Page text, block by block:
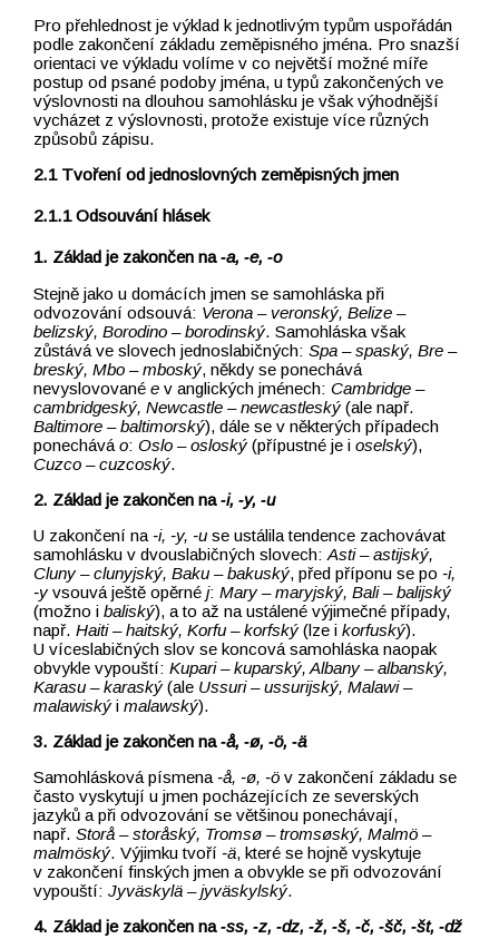
Pro přehlednost je výklad k jednotlivým typům uspořádán
podle zakončení základu zeměpisného jména. Pro snazší
orientaci ve výkladu volíme v co největší možné míře
postup od psané podoby jména, u typů zakončených ve
výslovnosti na dlouhou samohlásku je však výhodnější
vycházet z výslovnosti, protože existuje více různých
způsobů zápisu.
Tvoření od jednoslovných zeměpisných jmen
Odsouvání hlásek
1. Základ je zakončen na‑a, ‑e, ‑o
Stejně jako u domácích jmen se samohláska při
odvozování odsouvá: Verona –⁠⁠⁠⁠⁠⁠⁠⁠⁠⁠⁠⁠⁠⁠⁠⁠⁠⁠⁠⁠⁠⁠⁠⁠⁠⁠⁠⁠⁠⁠⁠⁠⁠⁠⁠⁠⁠⁠⁠⁠⁠⁠⁠⁠⁠⁠⁠⁠⁠⁠⁠⁠⁠⁠⁠⁠⁠⁠⁠⁠⁠⁠ veronský, Belize –⁠⁠⁠⁠⁠⁠⁠⁠⁠⁠⁠⁠⁠⁠⁠⁠⁠⁠⁠⁠⁠⁠⁠⁠⁠⁠⁠⁠⁠⁠⁠⁠⁠⁠⁠⁠⁠⁠⁠⁠⁠⁠⁠⁠⁠⁠⁠⁠⁠⁠⁠⁠⁠⁠⁠⁠⁠⁠⁠⁠⁠⁠
belizský, Borodino –⁠⁠⁠⁠⁠⁠⁠⁠⁠⁠⁠⁠⁠⁠⁠⁠⁠⁠⁠⁠⁠⁠⁠⁠⁠⁠⁠⁠⁠⁠⁠⁠⁠⁠⁠⁠⁠⁠⁠⁠⁠⁠⁠⁠⁠⁠⁠⁠⁠⁠⁠⁠⁠⁠⁠⁠⁠⁠⁠⁠⁠⁠ borodinský. Samohláska však
zůstává ve slovech jednoslabičných:Spa –⁠⁠⁠⁠⁠⁠⁠⁠⁠⁠⁠⁠⁠⁠⁠⁠⁠⁠⁠⁠⁠⁠⁠⁠⁠⁠⁠⁠⁠⁠⁠⁠⁠⁠⁠⁠⁠⁠⁠⁠⁠⁠⁠⁠⁠⁠⁠⁠⁠⁠⁠⁠⁠⁠⁠⁠⁠⁠⁠⁠⁠⁠ spaský, Bre –⁠⁠⁠⁠⁠⁠⁠⁠⁠⁠⁠⁠⁠⁠⁠⁠⁠⁠⁠⁠⁠⁠⁠⁠⁠⁠⁠⁠⁠⁠⁠⁠⁠⁠⁠⁠⁠⁠⁠⁠⁠⁠⁠⁠⁠⁠⁠⁠⁠⁠⁠⁠⁠⁠⁠⁠⁠⁠⁠⁠⁠⁠
breský, Mbo –⁠⁠⁠⁠⁠⁠⁠⁠⁠⁠⁠⁠⁠⁠⁠⁠⁠⁠⁠⁠⁠⁠⁠⁠⁠⁠⁠⁠⁠⁠⁠⁠⁠⁠⁠⁠⁠⁠⁠⁠⁠⁠⁠⁠⁠⁠⁠⁠⁠⁠⁠⁠⁠⁠⁠⁠⁠⁠⁠⁠⁠⁠ mboský, někdy se ponechává
nevyslovovanée v anglických jménech:Cambridge –⁠⁠⁠⁠⁠⁠⁠⁠⁠⁠⁠⁠⁠⁠⁠⁠⁠⁠⁠⁠⁠⁠⁠⁠⁠⁠⁠⁠⁠⁠⁠⁠⁠⁠⁠⁠⁠⁠⁠⁠⁠⁠⁠⁠⁠⁠⁠⁠⁠⁠⁠⁠⁠⁠⁠⁠⁠⁠⁠⁠⁠⁠
cambridgeský, Newcastle –⁠⁠⁠⁠⁠⁠⁠⁠⁠⁠⁠⁠⁠⁠⁠⁠⁠⁠⁠⁠⁠⁠⁠⁠⁠⁠⁠⁠⁠⁠⁠⁠⁠⁠⁠⁠⁠⁠⁠⁠⁠⁠⁠⁠⁠⁠⁠⁠⁠⁠⁠⁠⁠⁠⁠⁠⁠⁠⁠⁠⁠⁠ newcastleský(ale např.
Baltimore –⁠⁠⁠⁠⁠⁠⁠⁠⁠⁠⁠⁠⁠⁠⁠⁠⁠⁠⁠⁠⁠⁠⁠⁠⁠⁠⁠⁠⁠⁠⁠⁠⁠⁠⁠⁠⁠⁠⁠⁠⁠⁠⁠⁠⁠ baltimorský), dále se v některých případech
ponecháváo: Oslo –⁠⁠⁠⁠⁠⁠⁠⁠⁠⁠⁠⁠⁠⁠⁠⁠⁠⁠⁠⁠⁠⁠⁠⁠⁠⁠⁠⁠⁠⁠⁠⁠⁠⁠⁠⁠⁠⁠⁠⁠⁠⁠⁠⁠⁠⁠⁠⁠⁠⁠⁠⁠⁠⁠⁠⁠⁠⁠⁠⁠⁠⁠ osloský(přípustné je ioselský),
Cuzco –⁠⁠⁠⁠⁠⁠⁠⁠⁠⁠⁠⁠⁠⁠⁠⁠⁠⁠⁠⁠⁠⁠⁠⁠⁠⁠⁠⁠⁠⁠⁠⁠⁠⁠⁠⁠⁠⁠⁠⁠⁠⁠⁠⁠ cuzcoský.
2. Základ je zakončen na‑i, ‑y, ‑u
U zakončení na‑i, ‑y, ‑u se ustálila tendence zachovávat
samohlásku v dvouslabičných slovech:Asti –⁠⁠⁠⁠⁠⁠⁠⁠⁠⁠⁠⁠⁠⁠⁠⁠⁠⁠⁠⁠⁠⁠⁠⁠⁠⁠⁠⁠⁠⁠⁠⁠⁠⁠⁠⁠⁠⁠⁠⁠⁠⁠⁠⁠⁠⁠⁠⁠⁠⁠⁠⁠⁠⁠⁠⁠⁠⁠⁠⁠⁠⁠ astijský,
Cluny –⁠⁠⁠⁠⁠⁠⁠⁠⁠⁠⁠⁠⁠⁠⁠⁠⁠⁠⁠⁠⁠⁠⁠⁠⁠⁠⁠⁠⁠⁠⁠⁠⁠⁠⁠⁠⁠⁠⁠⁠⁠⁠⁠⁠⁠⁠⁠⁠⁠⁠⁠⁠⁠⁠⁠⁠⁠⁠⁠⁠⁠⁠ clunyjský, Baku –⁠⁠⁠⁠⁠⁠⁠⁠⁠⁠⁠⁠⁠⁠⁠⁠⁠⁠⁠⁠⁠⁠⁠⁠⁠⁠⁠⁠⁠⁠⁠⁠⁠⁠⁠⁠⁠⁠⁠⁠⁠⁠⁠⁠⁠⁠⁠⁠⁠⁠⁠⁠⁠⁠⁠⁠⁠⁠⁠⁠⁠⁠ bakuský, před příponu se po‑i,
‑yvsouvá ještě opěrnéj:Mary –⁠⁠⁠⁠⁠⁠⁠⁠⁠⁠⁠⁠⁠⁠⁠⁠⁠⁠⁠⁠⁠⁠⁠⁠⁠⁠⁠⁠⁠⁠⁠⁠⁠⁠⁠⁠⁠⁠⁠⁠⁠⁠⁠⁠⁠⁠⁠⁠⁠⁠⁠⁠⁠⁠⁠⁠⁠⁠⁠⁠⁠⁠ maryjský, Bali –⁠⁠⁠⁠⁠⁠⁠⁠⁠⁠⁠⁠⁠⁠⁠⁠⁠⁠⁠⁠⁠⁠⁠⁠⁠⁠⁠⁠⁠⁠⁠⁠⁠⁠⁠⁠⁠⁠⁠⁠⁠⁠⁠⁠⁠⁠⁠⁠⁠⁠⁠⁠⁠⁠⁠⁠⁠⁠⁠⁠⁠⁠ balijský
(možno ibaliský), a to až na ustálené výjimečné případy,
např.Haiti –⁠⁠⁠⁠⁠⁠⁠⁠⁠⁠⁠⁠⁠⁠⁠⁠⁠⁠⁠⁠⁠⁠⁠⁠⁠⁠⁠⁠⁠⁠⁠⁠⁠⁠⁠⁠⁠⁠⁠⁠⁠⁠⁠⁠⁠⁠⁠⁠⁠⁠⁠⁠⁠⁠⁠⁠⁠⁠⁠⁠⁠⁠ haitský, Korfu –⁠⁠⁠⁠⁠⁠⁠⁠⁠⁠⁠⁠⁠⁠⁠⁠⁠⁠⁠⁠⁠⁠⁠⁠⁠⁠⁠⁠⁠⁠⁠⁠⁠⁠⁠⁠⁠⁠⁠⁠⁠⁠⁠⁠ korfský(lze ikorfuský).
U víceslabičných slov se koncová samohláska naopak
obvykle vypouští:Kupari –⁠⁠⁠⁠⁠⁠⁠⁠⁠⁠⁠⁠⁠⁠⁠⁠⁠⁠⁠⁠⁠⁠⁠⁠⁠⁠⁠⁠⁠⁠⁠⁠⁠⁠⁠⁠⁠⁠⁠⁠⁠⁠⁠⁠⁠⁠⁠⁠⁠⁠⁠⁠⁠⁠⁠⁠⁠⁠⁠⁠⁠⁠ kuparský, Albany –⁠⁠⁠⁠⁠⁠⁠⁠⁠⁠⁠⁠⁠⁠⁠⁠⁠⁠⁠⁠⁠⁠⁠⁠⁠⁠⁠⁠⁠⁠⁠⁠⁠⁠⁠⁠⁠⁠⁠⁠⁠⁠⁠⁠⁠⁠⁠⁠⁠⁠⁠⁠⁠⁠⁠⁠⁠⁠⁠⁠⁠⁠ albanský,
Karasu –⁠⁠⁠⁠⁠⁠⁠⁠⁠⁠⁠⁠⁠⁠⁠⁠⁠⁠⁠⁠⁠⁠⁠⁠⁠⁠⁠⁠⁠⁠⁠⁠⁠⁠⁠⁠⁠⁠⁠⁠⁠⁠⁠⁠⁠⁠⁠⁠⁠⁠⁠⁠⁠⁠⁠⁠⁠⁠⁠⁠⁠⁠ karaský(ale Ussuri –⁠⁠⁠⁠⁠⁠⁠⁠⁠⁠⁠⁠⁠⁠⁠⁠⁠⁠⁠⁠⁠⁠⁠⁠⁠⁠⁠⁠⁠⁠⁠⁠⁠⁠⁠⁠⁠⁠⁠⁠⁠⁠⁠⁠ ussurijský, Malawi –⁠⁠⁠⁠⁠⁠⁠⁠⁠⁠⁠⁠⁠⁠⁠⁠⁠⁠⁠⁠⁠⁠⁠⁠⁠⁠⁠⁠⁠⁠⁠⁠⁠⁠⁠⁠⁠⁠⁠⁠⁠⁠⁠⁠
malawiskýimalawský).
3. Základ je zakončen na‑å, ‑ø, ‑ö, ‑ä
Samohlásková písmena‑å, ‑ø, ‑ö v zakončení základu se
často vyskytují u jmen pocházejících ze severských
jazyků a při odvozování se většinou ponechávají,
např.Storå –⁠⁠⁠⁠⁠⁠⁠⁠⁠⁠⁠⁠⁠⁠⁠⁠⁠⁠⁠⁠⁠⁠⁠⁠⁠⁠⁠⁠⁠⁠⁠⁠⁠⁠⁠⁠⁠⁠⁠⁠⁠⁠⁠⁠⁠⁠⁠⁠⁠⁠⁠⁠⁠⁠⁠⁠⁠⁠⁠⁠⁠⁠ storåský, Tromsø –⁠⁠⁠⁠⁠⁠⁠⁠⁠⁠⁠⁠⁠⁠⁠⁠⁠⁠⁠⁠⁠⁠⁠⁠⁠⁠⁠⁠⁠⁠⁠⁠⁠⁠⁠⁠⁠⁠⁠⁠⁠⁠⁠⁠⁠⁠⁠⁠⁠⁠⁠⁠⁠⁠⁠⁠⁠⁠⁠⁠⁠⁠ tromsøský, Malmö –⁠⁠⁠⁠⁠⁠⁠⁠⁠⁠⁠⁠⁠⁠⁠⁠⁠⁠⁠⁠⁠⁠⁠⁠⁠⁠⁠⁠⁠⁠⁠⁠⁠⁠⁠⁠⁠⁠⁠⁠⁠⁠⁠⁠⁠⁠⁠⁠⁠⁠⁠⁠⁠⁠⁠⁠⁠⁠⁠⁠⁠⁠
malmöský. Výjimku tvoří‑ä, které se hojně vyskytuje
v zakončení finských jmen a obvykle se při odvozování
vypouští:Jyväskylä –⁠⁠⁠⁠⁠⁠⁠⁠⁠⁠⁠⁠⁠⁠⁠⁠⁠⁠⁠⁠⁠⁠⁠⁠⁠⁠⁠⁠⁠⁠⁠⁠⁠⁠⁠⁠⁠⁠⁠⁠⁠⁠⁠ jyväskylský.
4. Základ je zakončen na‑ss, ‑z, ‑dz, ‑ž, ‑š, ‑č, ‑šč, ‑št, ‑dž